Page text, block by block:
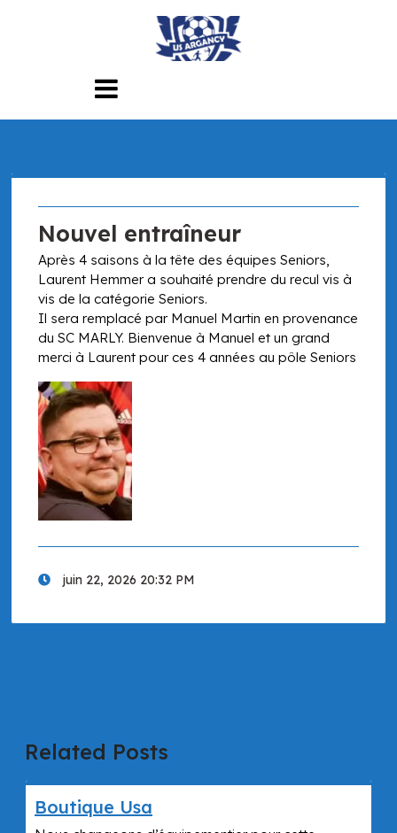
Nouvel entraîneur
Après 4 saisons à la tête des équipes Seniors,
Laurent Hemmer a souhaité prendre du recul vis à
vis de la catégorie Seniors.
Il sera remplacé par Manuel Martin en provenance
du SC MARLY. Bienvenue à Manuel et un grand
merci à Laurent pour ces 4 années au pôle Seniors
juin 22, 2026 20:32 PM
Related Posts
Boutique Usa